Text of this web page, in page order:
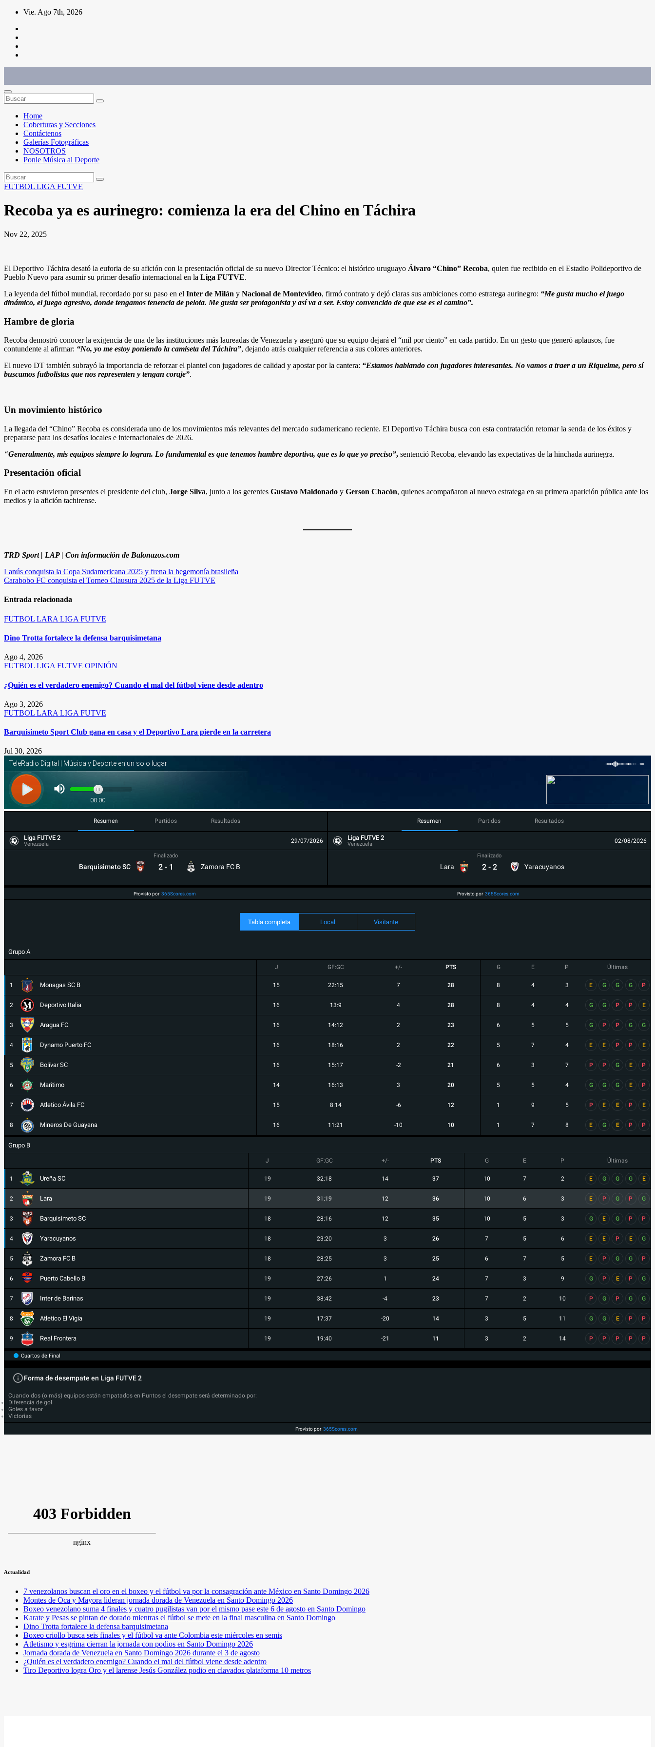
Saltar
contenido
Vie. Ago 7th, 2026
Home
Coberturas y Secciones
Contáctenos
Galerías Fotográficas
NOSOTROS
Ponle Música al Deporte
FUTBOL LIGA FUTVE
Recoba ya es aurinegro: comienza la era del Chino en Táchira
Nov 22, 2025
El Deportivo Táchira desató la euforia de su afición con la presentación oficial de su nuevo Director Técnico: el histórico uruguayo Álvaro “Chino” Recoba, quien fue recibido en el Estadio Polideportivo de
Pueblo Nuevo para asumir su primer desafío internacional en la Liga FUTVE.
La leyenda del fútbol mundial, recordado por su paso en el Inter de Milán y Nacional de Montevideo, firmó contrato y dejó claras sus ambiciones como estratega aurinegro: “Me gusta mucho el juego
dinámico, el juego agresivo, donde tengamos tenencia de pelota. Me gusta ser protagonista y así va a ser. Estoy convencido de que ese es el camino”.
Hambre de gloria
Recoba demostró conocer la exigencia de una de las instituciones más laureadas de Venezuela y aseguró que su equipo dejará el “mil por ciento” en cada partido. En un gesto que generó aplausos, fue
contundente al afirmar: “No, yo me estoy poniendo la camiseta del Táchira”, dejando atrás cualquier referencia a sus colores anteriores.
El nuevo DT también subrayó la importancia de reforzar el plantel con jugadores de calidad y apostar por la cantera: “Estamos hablando con jugadores interesantes. No vamos a traer a un Riquelme, pero sí
buscamos futbolistas que nos representen y tengan coraje”.
Un movimiento histórico
La llegada del “Chino” Recoba es considerada uno de los movimientos más relevantes del mercado sudamericano reciente. El Deportivo Táchira busca con esta contratación retomar la senda de los éxitos y
prepararse para los desafíos locales e internacionales de 2026.
“Generalmente, mis equipos siempre lo logran. Lo fundamental es que tenemos hambre deportiva, que es lo que yo preciso”, sentenció Recoba, elevando las expectativas de la hinchada aurinegra.
Presentación oficial
En el acto estuvieron presentes el presidente del club, Jorge Silva, junto a los gerentes Gustavo Maldonado y Gerson Chacón, quienes acompañaron al nuevo estratega en su primera aparición pública ante los
medios y la afición tachirense.
TRD Sport | LAP | Con información de Balonazos.com
Navegación
de
entradas
Lanús conquista la Copa Sudamericana 2025 y frena la hegemonía brasileña
Carabobo FC conquista el Torneo Clausura 2025 de la Liga FUTVE
Entrada relacionada
FUTBOL LARA LIGA FUTVE
Dino Trotta fortalece la defensa barquisimetana
Ago 4, 2026
FUTBOL LIGA FUTVE OPINIÓN
¿Quién es el verdadero enemigo? Cuando el mal del fútbol viene desde adentro
Ago 3, 2026
FUTBOL LARA LIGA FUTVE
Barquisimeto Sport Club gana en casa y el Deportivo Lara pierde en la carretera
Jul 30, 2026
Resumen Partidos Resultados
Liga FUTVE 2
Venezuela 29/07/2026
Barquisimeto SC
Finalizado
2 - 1 Zamora FC B
Provisto por 365Scores.com
Resumen Partidos Resultados
Liga FUTVE 2
Venezuela 02/08/2026
Lara
Finalizado
2 - 2 Yaracuyanos
Provisto por 365Scores.com
Tabla completa Local Visitante
Grupo A
J GF:GC +/- PTS G E P Últimas
1 Monagas SC B 15 22:15 7 28 8 4 3 E G G G P
2 Deportivo Italia 16 13:9 4 28 8 4 4 G G P P E
3 Aragua FC 16 14:12 2 23 6 5 5 G P P G G
4 Dynamo Puerto FC 16 18:16 2 22 5 7 4 E E P P E
5 Bolívar SC 16 15:17 -2 21 6 3 7 P P G E P
6 Maritimo 14 16:13 3 20 5 5 4 G G G E P
7 Atletico Ávila FC 15 8:14 -6 12 1 9 5 P E E P E
8 Mineros De Guayana 16 11:21 -10 10 1 7 8 E G E P P
Grupo B
J GF:GC +/- PTS G E P Últimas
1 Ureña SC 19 32:18 14 37 10 7 2 E G G G E
2 Lara 19 31:19 12 36 10 6 3 E P G P G
3 Barquisimeto SC 18 28:16 12 35 10 5 3 G E G P P
4 Yaracuyanos 18 23:20 3 26 7 5 6 E E P E G
5 Zamora FC B 18 28:25 3 25 6 7 5 E P G G P
6 Puerto Cabello B 19 27:26 1 24 7 3 9 G P E P G
7 Inter de Barinas 19 38:42 -4 23 7 2 10 P G P G G
8 Atletico El Vigia 19 17:37 -20 14 3 5 11 G G E P P
9 Real Frontera 19 19:40 -21 11 3 2 14 P P P P P
Cuartos de Final
Forma de desempate en Liga FUTVE 2
Cuando dos (o más) equipos están empatados en Puntos el desempate será determinado por:
Diferencia de gol
Goles a favor
Victorias
Provisto por 365Scores.com
Actualidad
7 venezolanos buscan el oro en el boxeo y el fútbol va por la consagración ante México en Santo Domingo 2026
Montes de Oca y Mayora lideran jornada dorada de Venezuela en Santo Domingo 2026
Boxeo venezolano suma 4 finales y cuatro pugilistas van por el mismo pase este 6 de agosto en Santo Domingo
Karate y Pesas se pintan de dorado mientras el fútbol se mete en la final masculina en Santo Domingo
Dino Trotta fortalece la defensa barquisimetana
Boxeo criollo busca seis finales y el fútbol va ante Colombia este miércoles en semis
Atletismo y esgrima cierran la jornada con podios en Santo Domingo 2026
Jornada dorada de Venezuela en Santo Domingo 2026 durante el 3 de agosto
¿Quién es el verdadero enemigo? Cuando el mal del fútbol viene desde adentro
Tiro Deportivo logra Oro y el larense Jesús González podio en clavados plataforma 10 metros